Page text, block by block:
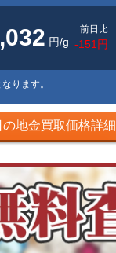
円/g
前日比
-151円
ります。
の地金買取価格詳細